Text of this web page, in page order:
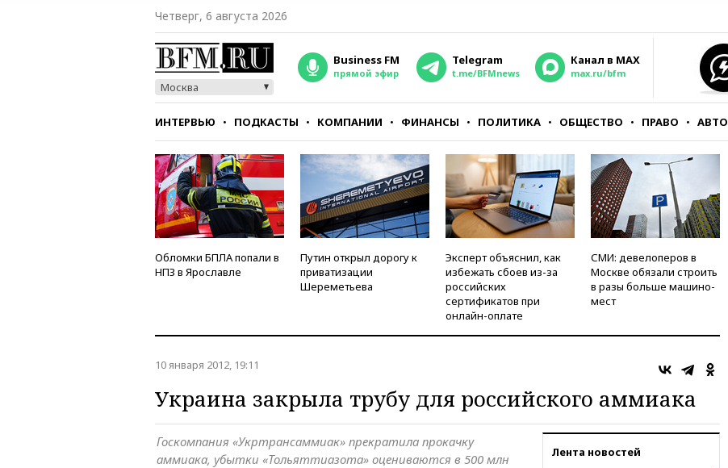
Четверг, 6 августа 2026
Москва
Business FM
прямой эфир
Telegram
t.me/BFMnews
Канал в MAX
max.ru/bfm
ИНТЕРВЬЮ ПОДКАСТЫ КОМПАНИИ ФИНАНСЫ ПОЛИТИКА ОБЩЕСТВО ПРАВО АВТО
СТИЛЬ ТЕСТЫ
Обломки БПЛА попали в
НПЗ в Ярославле
Путин открыл дорогу к
приватизации
Шереметьева
Эксперт объяснил, как
избежать сбоев из-за
российских
сертификатов при
онлайн-оплате
СМИ: девелоперов в
Москве обязали строить
в разы больше машино-
мест
10 января 2012, 19:11
Украина закрыла трубу для российского аммиака
Лента новостей
Госкомпания «Укртрансаммиак» прекратила прокачку
аммиака, убытки «Тольяттиазота» оцениваются в 500 млн